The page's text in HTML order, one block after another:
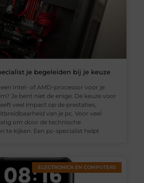
je begeleiden bij je keuze
een Intel- of AMD-processor voor je
Je bent niet de enige. De keuze voor
veel impact op de prestaties,
van je pc. Voor veel
om door de technische
te kijken. Een pc-specialist helpt
ELECTRONICA EN COMPUTERS